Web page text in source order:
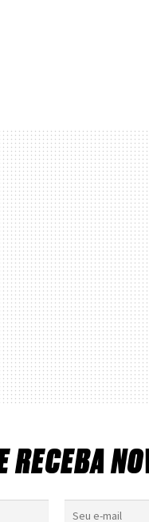
RECEBA